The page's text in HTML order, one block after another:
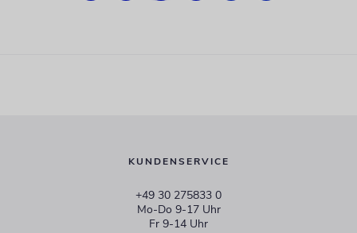
KUNDENSERVICE
+49 30 275833 0
Mo-Do 9-17 Uhr
Fr 9-14 Uhr